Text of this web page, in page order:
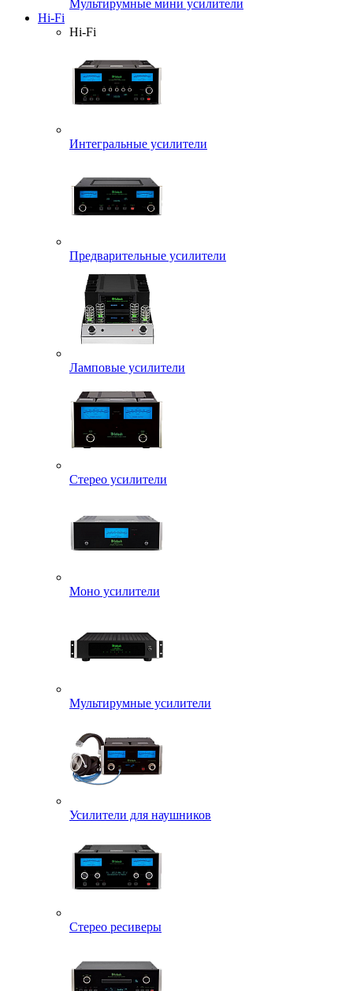
Мультирумные мини усилители
Hi-Fi
Hi-Fi
Интегральные усилители
Предварительные усилители
Ламповые усилители
Стерео усилители
Моно усилители
Мультирумные усилители
Усилители для наушников
Стерео ресиверы